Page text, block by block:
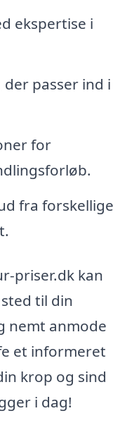
ekspertise i
der passer ind i
for
fra forskellige
priser.dk kan
til din
nemt anmode
et informeret
krop og sind
i dag!